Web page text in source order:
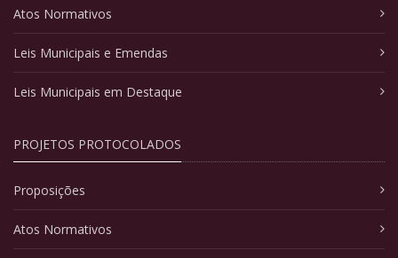
Atos Normativos
Leis Municipais e Emendas
Leis Municipais em Destaque
PROJETOS PROTOCOLADOS
Proposições
Atos Normativos